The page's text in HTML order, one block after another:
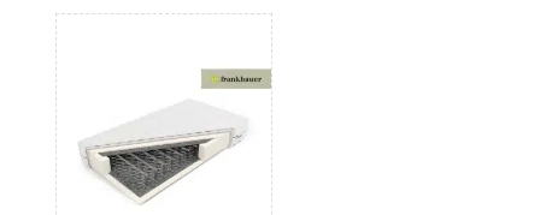
od
361 zł
2
352 zł